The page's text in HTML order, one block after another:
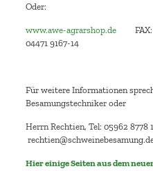
Oder:
www.awe-agrarshop.de
FAX:
04471 9167-14
Für weitere Informationen
Besamungstechniker oder
Herrn Rechtien, Tel: 05962
Hier einige Seiten aus dem